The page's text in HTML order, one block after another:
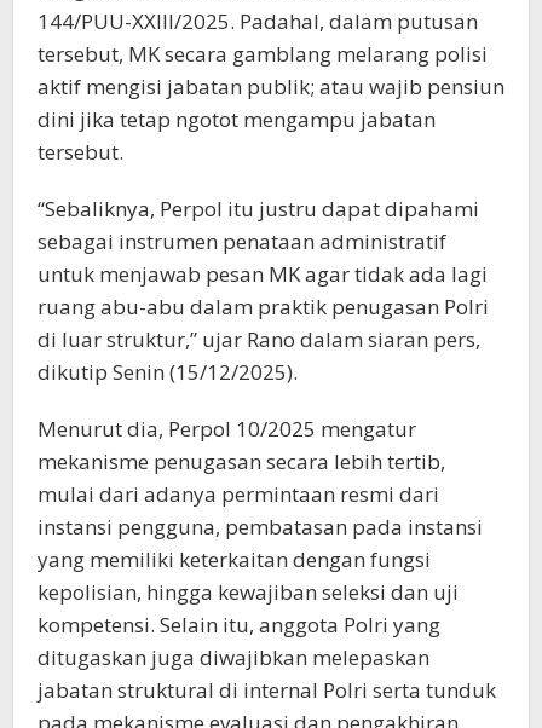
144/PUU-XXIII/2025. Padahal, dalam putusan
tersebut, MK secara gamblang melarang polisi
aktif mengisi jabatan publik; atau wajib pensiun
dini jika tetap ngotot mengampu jabatan
tersebut.
“Sebaliknya, Perpol itu justru dapat dipahami
sebagai instrumen penataan administratif
untuk menjawab pesan MK agar tidak ada lagi
ruang abu-abu dalam praktik penugasan Polri
di luar struktur,” ujar Rano dalam siaran pers,
dikutip Senin (15/12/2025).
Menurut dia, Perpol 10/2025 mengatur
mekanisme penugasan secara lebih tertib,
mulai dari adanya permintaan resmi dari
instansi pengguna, pembatasan pada instansi
yang memiliki keterkaitan dengan fungsi
kepolisian, hingga kewajiban seleksi dan uji
kompetensi. Selain itu, anggota Polri yang
ditugaskan juga diwajibkan melepaskan
jabatan struktural di internal Polri serta tunduk